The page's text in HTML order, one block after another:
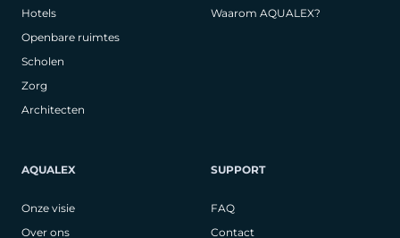
Hotels
Openbare ruimtes
Scholen
Zorg
Architecten
Waarom AQUALEX?
AQUALEX
Onze visie
Over ons
SUPPORT
FAQ
Contact